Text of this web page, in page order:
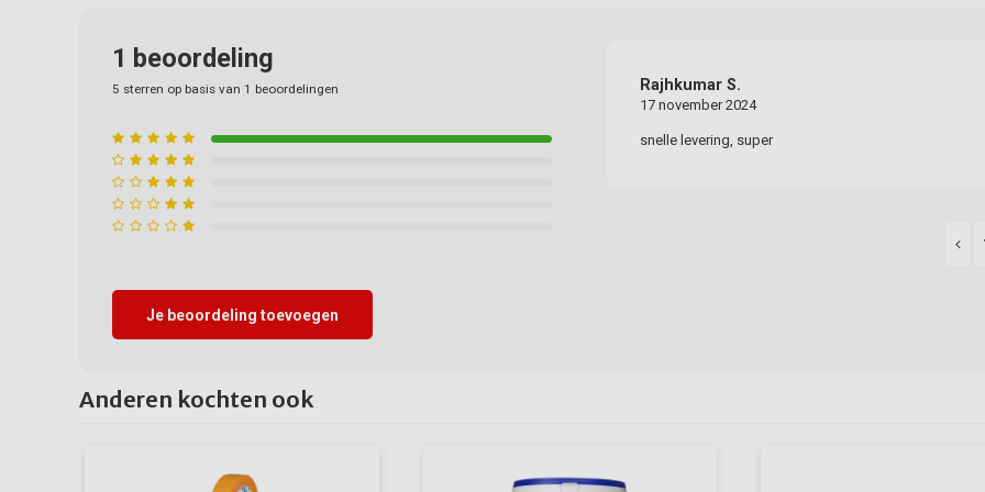
1 beoordeling
5 sterren op basis van 1 beoordelingen
Je beoordeling toevoegen
Rajhkumar S.
17 november 2024
snelle levering, super
Anderen kochten ook